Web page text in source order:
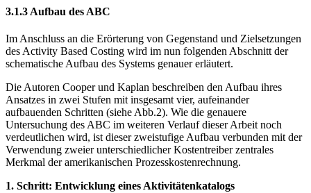
3.1.3 Aufbau des ABC
Im Anschluss an die Erörterung von Gegenstand und Zielsetzungen
des Activity Based Costing wird im nun folgenden Abschnitt der
schematische Aufbau des Systems genauer erläutert.
Die Autoren Cooper und Kaplan beschreiben den Aufbau ihres
Ansatzes in zwei Stufen mit insgesamt vier, aufeinander
aufbauenden Schritten (siehe Abb.2). Wie die genauere
Untersuchung des ABC im weiteren Verlauf dieser Arbeit noch
verdeutlichen wird, ist dieser zweistufige Aufbau verbunden mit der
Verwendung zweier unterschiedlicher Kostentreiber zentrales
Merkmal der amerikanischen Prozesskostenrechnung.
1. Schritt: Entwicklung eines Aktivitätenkatalogs